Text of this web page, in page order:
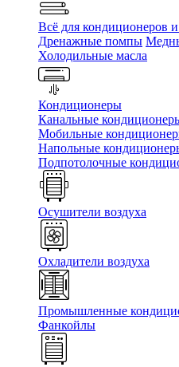
Всё для кондиционеров
Дренажные помпы
Холодильные масла
Кондиционеры
Канальные
Мобильные
Напольные
Подпотолочные
Осушители воздуха
Охладители воздуха
Промышленные
Фанкойлы